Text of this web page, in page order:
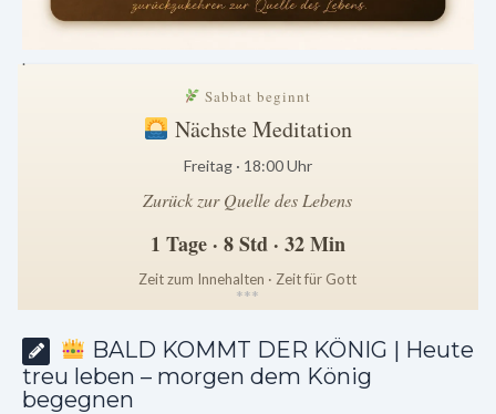
.
Sabbat beginnt
Nächste Meditation
Freitag · 18:00 Uhr
Zurück zur Quelle des Lebens
1 Tage · 8 Std · 32 Min
Zeit zum Innehalten · Zeit für Gott
***
BALD KOMMT DER KÖNIG | Heute
treu leben – morgen dem König
begegnen